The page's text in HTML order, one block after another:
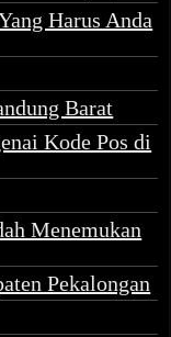
Harus Anda
Barat
Kode Pos di
Menemukan
Pekalongan